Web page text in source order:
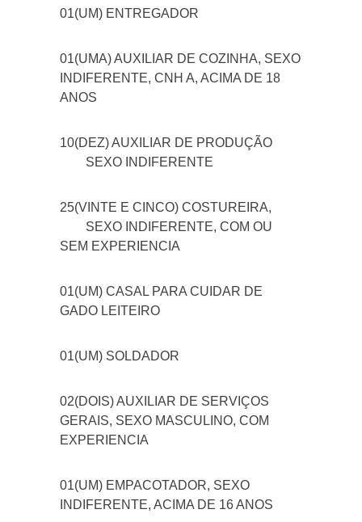
01(UM) ENTREGADOR
01(UMA) AUXILIAR DE COZINHA, SEXO
INDIFERENTE, CNH A, ACIMA DE 18
ANOS
10(DEZ) AUXILIAR DE PRODUÇÃO
SEXO INDIFERENTE
25(VINTE E CINCO) COSTUREIRA,
SEXO INDIFERENTE, COM OU
SEM EXPERIENCIA
01(UM) CASAL PARA CUIDAR DE
GADO LEITEIRO
01(UM) SOLDADOR
02(DOIS) AUXILIAR DE SERVIÇOS
GERAIS, SEXO MASCULINO, COM
EXPERIENCIA
01(UM) EMPACOTADOR, SEXO
INDIFERENTE, ACIMA DE 16 ANOS